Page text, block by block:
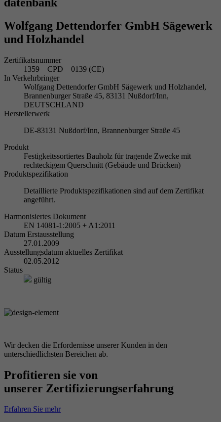
Wolfgang Dettendorfer GmbH Sägewerk
und Holzhandel
Zertifikatsnummer
1359 – CPD – 0139 (CE)
In Verkehrbringer
Wolfgang Dettendorfer GmbH Sägewerk und Holzhandel,
Brannenburger Straße 45, 83131 Nußdorf/Inn,
DEUTSCHLAND
Herstellerwerk
DE-83131 Nußdorf/Inn, Brannenburger Straße 45
Produkt
Festigkeitssortiertes Bauholz für tragende Zwecke mit
rechteckigem Querschnitt (Gebäude und Brücken)
Produktspezifikation
Detaillierte Produktspezifikationen sind auf dem Zertifikat
angeführt.
Harmonisiertes Dokument
EN 14081-1:2005 + A1:2011
Datum Erstausstellung
27.01.2009
Ausstellungsdatum aktuelles Zertifikat
02.05.2012
Status
gültig
Wir decken die Erfordernisse unserer Kunden in den
unterschiedlichsten Bereichen ab.
Profitieren sie von
unserer Zertifizierungserfahrung
Erfahren Sie mehr